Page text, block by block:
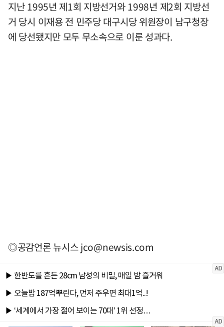
지난 1995년 제1회 지방선거와 1998년 제2회 지방선
거 당시 이재용 전 민주당 대구시당 위원장이 남구청장
에 당선됐지만 모두 무소속으로 이룬 성과다.
◎공감언론 뉴시스jco@newsis.com